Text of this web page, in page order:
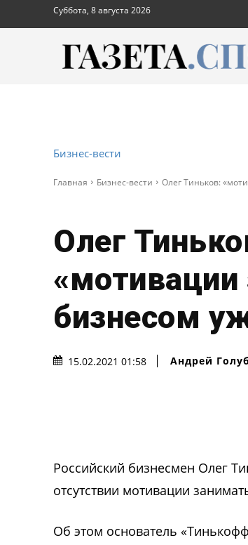
Суббота, 8 августа 2026
Бизнес-вести
Главная Бизнес-вести Олег Тиньков:
Олег
«мотивации
бизнесом
15.02.2021 01:58 Андрей
Российский бизнесмен Олег
отсутствии мотивации
Об этом основатель